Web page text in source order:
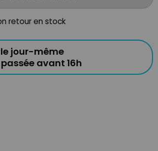
retour en stock
jour-même
avant 16h